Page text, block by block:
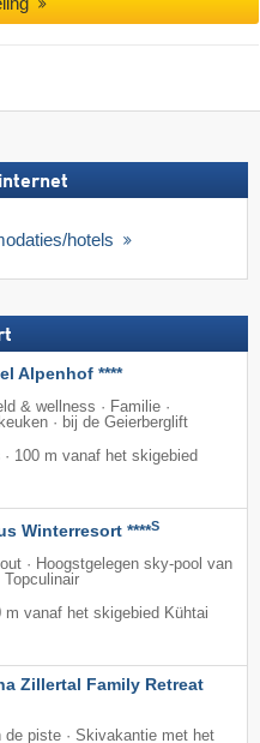
hotels
Alpenhof ****
& wellness · Familie ·
· bij de Geierberglift
· 100 m vanaf het skigebied
Winterresort ****S
· Hoogstgelegen sky-pool van
Topculinair
m vanaf het skigebied Kühtai
Zillertal Family Retreat
de piste · Skivakantie met het